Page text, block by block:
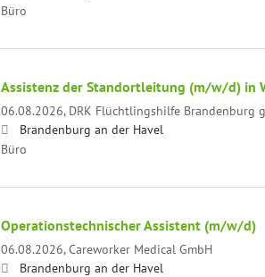
Büro
Assistenz der Standortleitung (m/w/d) in
06.08.2026, DRK Flüchtlingshilfe Brandenburg
Brandenburg an der Havel
Büro
Operationstechnischer Assistent (m/w/d)
06.08.2026,Careworker Medical GmbH
Brandenburg an der Havel